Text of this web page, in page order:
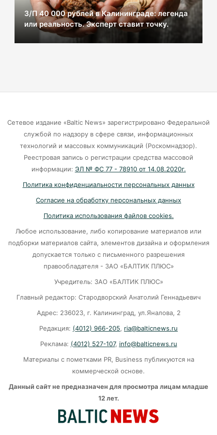
В Калининграде из-за ямочного ремонта на К.
Маркса гибнут липы
подталкивает к депрессии
Калининград и Москва объединяются ради
07-08-2026
Убийцу участника СВО в Балтийске посадили
В Калининграде «КамАЗ» сбил скутериста
07-08-2026
Губернатор объяснил, откуда берутся пустые
колонки на заправках в Калининграде
06-08-2026
«Губернатор против ям»: Беспрозванных
требует перекроить график ремонта дорог
06-08-2026
Литва ждёт атак украинских дронов
З/П 40 000 рублей в Калининграде: легенда
или реальность. Эксперт ставит точку.
Сетевое издание «Baltic News» зарегистрировано Федеральной
службой по надзору в сфере связи, информационных
технологий и массовых коммуникаций (Роскомнадзор).
Реестровая запись о регистрации средства массовой
информации: ЭЛ № ФС 77 - 78910 от 14.08.2020г.
Политика конфиденциальности персональных данных
Согласие на обработку персональных данных
Политика использования файлов cookies.
Любое использование, либо копирование материалов или
подборки материалов сайта, элементов дизайна и оформления
допускается только с письменного разрешения
правообладателя - ЗАО «БАЛТИК ПЛЮС»
Учредитель: ЗАО «БАЛТИК ПЛЮС»
Главный редактор: Стародворский Анатолий Геннадьевич
Адрес: 236023, г. Калининград, ул.Яналова, 2
Редакция: (4012) 966-205, ria@balticnews.ru
Реклама: (4012) 527-107, info@balticnews.ru
Материалы с пометками PR, Business публикуются на
коммерческой основе.
Данный сайт не предназначен для просмотра лицам младше
12 лет.